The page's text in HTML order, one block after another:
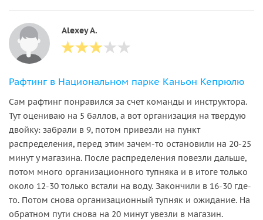
Alexey A.
Рафтинг в Национальном парке Каньон Кепрюлю
Сам рафтинг понравился за счет команды и инструктора.
Тут оцениваю на 5 баллов, а вот организация на твердую
двойку: забрали в 9, потом привезли на пункт
распределения, перед этим зачем-то остановили на 20-25
минут у магазина. После распределения повезли дальше,
потом много организационного тупняка и в итоге только
около 12-30 только встали на воду. Закончили в 16-30 где-
то. Потом снова организационный тупняк и ожидание. На
обратном пути снова на 20 минут увезли в магазин.